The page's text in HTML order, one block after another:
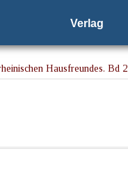
Verlag
Hausfreundes. Bd 2